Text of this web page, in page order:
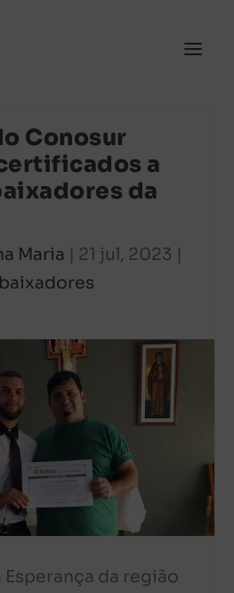
Conosur
a
da
Maria | 21 jul, 2023 |
Esperança da região